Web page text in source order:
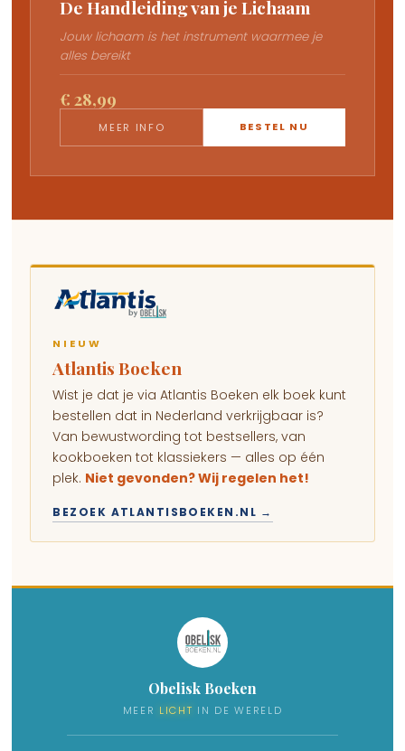
De Handleiding van je Lichaam
Jouw lichaam is het instrument waarmee je
alles bereikt
€ 28,99
MEER INFO BESTEL NU
NIEUW
Atlantis Boeken
Wist je dat je via Atlantis Boeken elk boek kunt
bestellen dat in Nederland verkrijgbaar is?
Van bewustwording tot bestsellers, van
kookboeken tot klassiekers — alles op één
plek. Niet gevonden? Wij regelen het!
BEZOEK ATLANTISBOEKEN.NL →
Obelisk Boeken
MEER LICHT IN DE WERELD